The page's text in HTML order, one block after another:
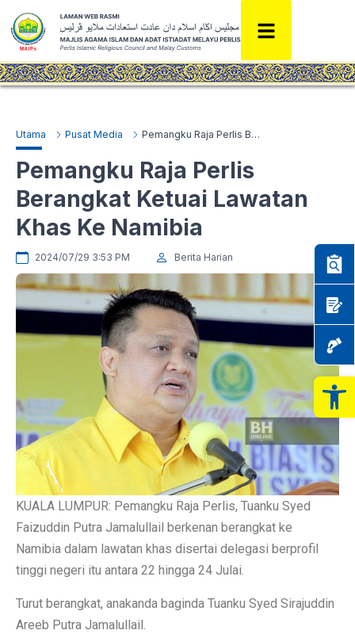
Utama Pusat Media Pemangku Raja Perlis Berangkat Ketuai Lawatan Khas Ke Namibia
Pemangku Raja Perlis
Berangkat Ketuai Lawatan
Khas Ke Namibia
2024/07/29 3:53 PM Berita Harian
KUALA LUMPUR: Pemangku Raja Perlis, Tuanku Syed
Faizuddin Putra Jamalullail berkenan berangkat ke
Namibia dalam lawatan khas disertai delegasi berprofil
tinggi negeri itu antara 22 hingga 24 Julai.
Turut berangkat, anakanda baginda Tuanku Syed Sirajuddin
Areeb Putra Jamalullail.